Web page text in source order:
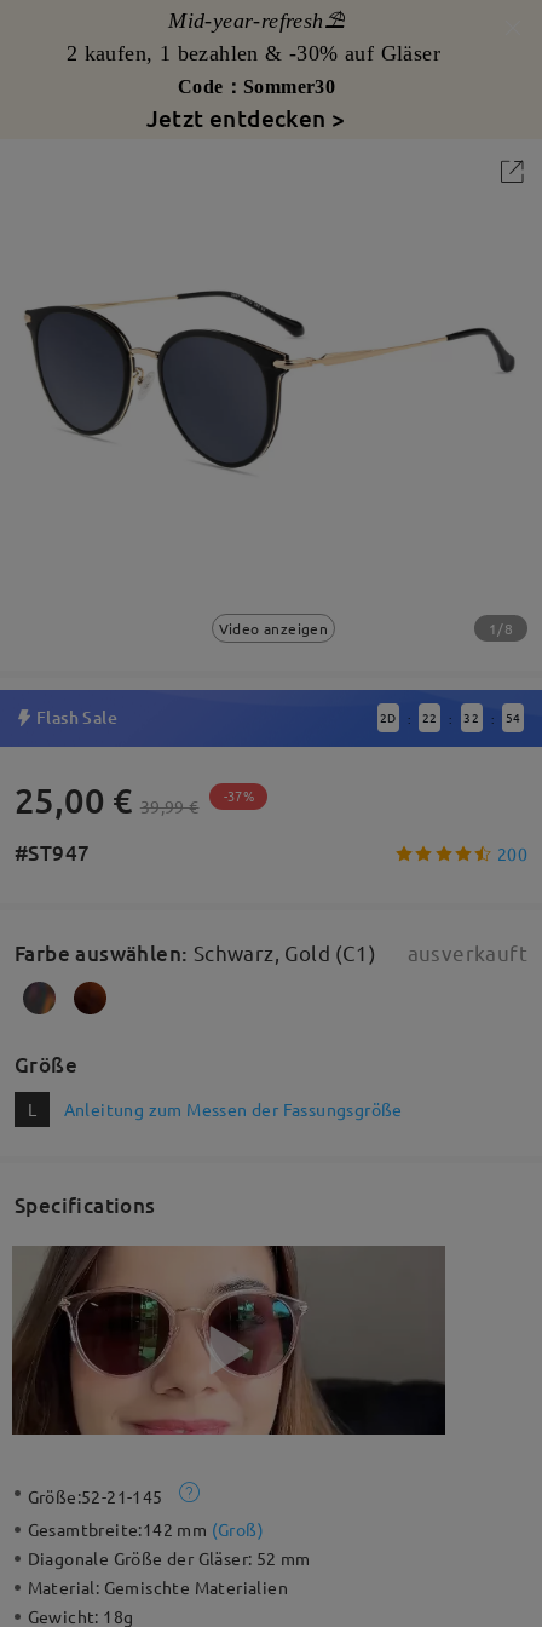
Mid-year-refresh⛱️
2 kaufen, 1 bezahlen & -30% auf Gläser
Code：Sommer30
Jetzt entdecken >
Video anzeigen 1/8
Flash Sale 2D : 22 : 32 : 54
25,00 € 39,99 € -37%
#ST947 200
Farbe auswählen: Schwarz, Gold (C1) ausverkauft
Größe
L Anleitung zum Messen der Fassungsgröße
Specifications
Größe:52-21-145
Gesamtbreite:142 mm (Groß)
Diagonale Größe der Gläser: 52 mm
Material: Gemischte Materialien
Gewicht: 18g